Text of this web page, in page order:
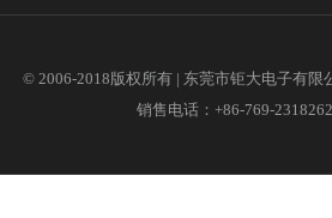
© 2006-2018版权所有 | 东莞市钜大电子有
销售电话：+86-769-